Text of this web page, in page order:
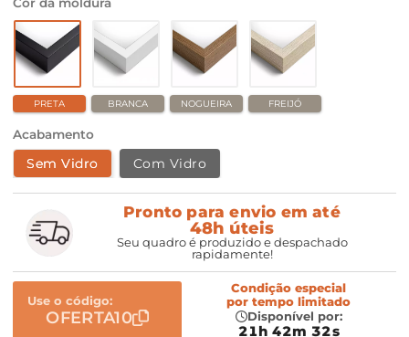
PRETA BRANCA NOGUEIRA FREIJÓ
Acabamento
Sem Vidro Com Vidro
Pronto para envio em até
48h úteis
Seu quadro é produzido e despachado
rapidamente!
Use o código:
OFERTA10
Condição especial
por tempo limitado
Disponível por:
21h 42m 31s